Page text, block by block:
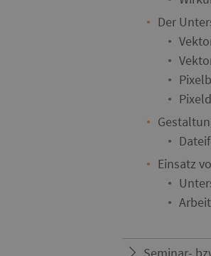
Der
Einsatz